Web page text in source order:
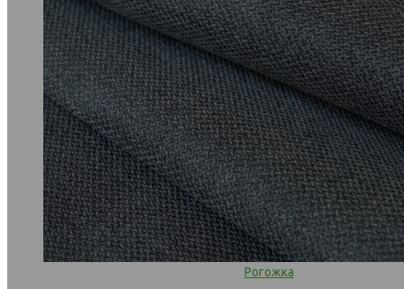
Рогожка